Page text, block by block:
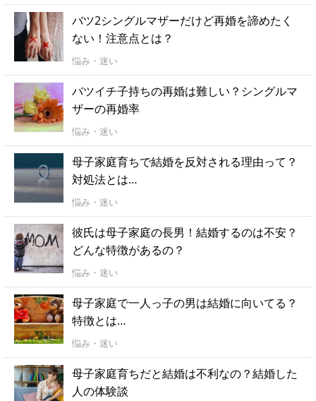
バツ2シングルマザーだけど再婚を諦めたく
ない！注意点とは？
悩み・迷い
バツイチ子持ちの再婚は難しい？シングルマ
ザーの再婚率
悩み・迷い
母子家庭育ちで結婚を反対される理由って？
対処法とは…
悩み・迷い
彼氏は母子家庭の長男！結婚するのは不安？
どんな特徴があるの？
悩み・迷い
母子家庭で一人っ子の男は結婚に向いてる？
特徴とは…
悩み・迷い
母子家庭育ちだと結婚は不利なの？結婚した
人の体験談